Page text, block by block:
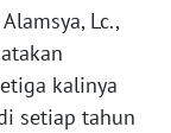
Lc.,
kalinya
setiap tahun